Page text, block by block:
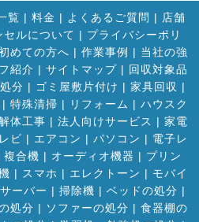
覧 | 料金 | よくあるご質問 | 店舗
セルについて | プライバシーポリ
めての方へ | 作業事例 | 当社の強
紹介 | サイトマップ| 回収対象品
分 | ゴミ屋敷片付け | 家具回収 |
| 特殊清掃 | リフォーム | ハウスク
体工事 | 法人向けサービス | 家電
ビ | エアコン | パソコン | 電子レ
複合機 | オーディオ機器 | プリン
| スマホ | エレクトーン | モバイ
ーバー | 掃除機 | ベッドの処分 |
処分 | ソファーの処分 | 食器棚の